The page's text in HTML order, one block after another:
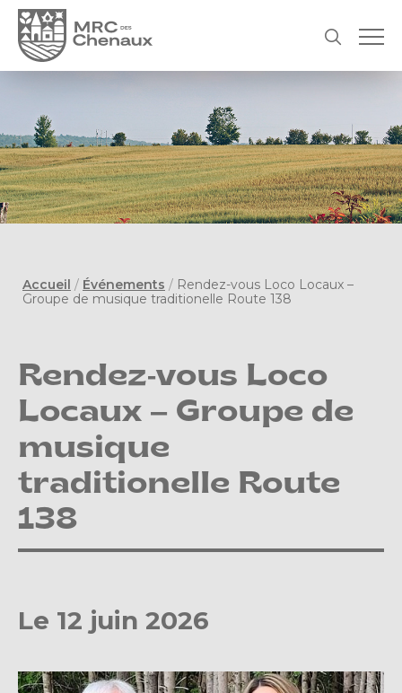
Accueil / Événements / Rendez-vous Loco Locaux –
Groupe de musique traditionelle Route 138
Rendez-vous Loco
Locaux – Groupe de
musique
traditionelle Route
138
Le 12 juin 2026